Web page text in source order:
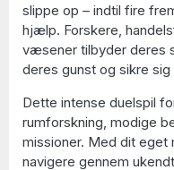
slippe op – indtil fire
hjælp. Forskere,
væsener tilbyder deres
deres gunst og sikre sig
Dette intense duelspil
rumforskning, modige
missioner. Med dit eget
navigere gennem